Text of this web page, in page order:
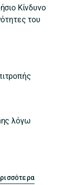
Κίνδυνο
του
λόγω